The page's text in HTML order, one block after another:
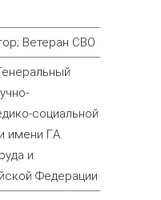
Ветеран СВО
социальной
имени Г.А.
и
Федерации